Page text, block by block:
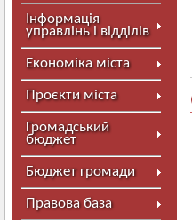
Інформація
управлінь і відділів
Економіка міста
Проєкти міста
Громадський
бюджет
Бюджет громади
Правова база